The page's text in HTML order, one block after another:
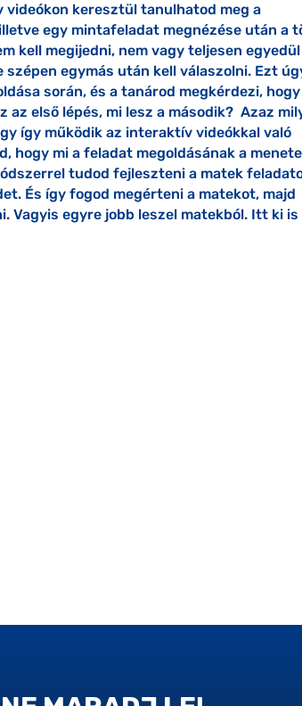
videókon keresztül tanulhatod meg a
egy mintafeladat megnézése után a
kell megijedni, nem vagy teljesen egyedül
egymás után kell válaszolni. Ezt
során, és a tanárod megkérdezi,
első lépés, mi lesz a második? Azaz
így működik az interaktív videókkal való
hogy mi a feladat megoldásának a
tudod fejleszteni a matek
És így fogod megérteni a matekot, majd
Vagyis egyre jobb leszel matekból. Itt ki is